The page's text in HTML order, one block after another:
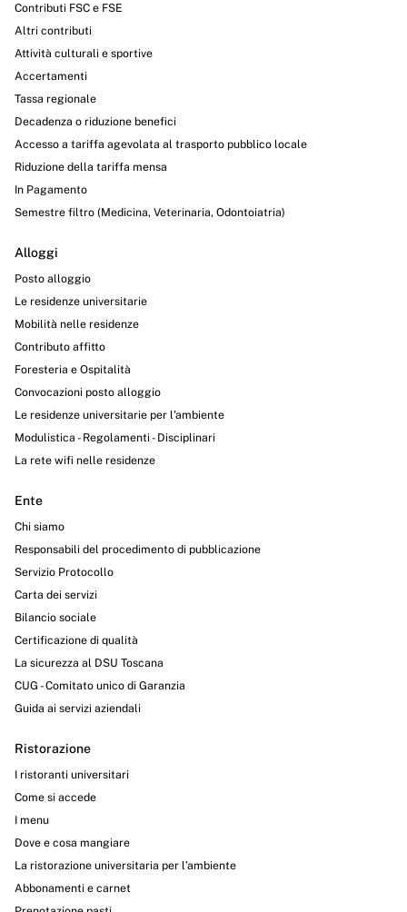
Contributi FSC e FSE
Altri contributi
Attività culturali e sportive
Accertamenti
Tassa regionale
Decadenza o riduzione benefici
Accesso a tariffa agevolata al trasporto pubblico locale
Riduzione della tariffa mensa
In Pagamento
Semestre filtro (Medicina, Veterinaria, Odontoiatria)
Alloggi
Posto alloggio
Le residenze universitarie
Mobilità nelle residenze
Contributo affitto
Foresteria e Ospitalità
Convocazioni posto alloggio
Le residenze universitarie per l’ambiente
Modulistica - Regolamenti - Disciplinari
La rete wifi nelle residenze
Ente
Chi siamo
Responsabili del procedimento di pubblicazione
Servizio Protocollo
Carta dei servizi
Bilancio sociale
Certificazione di qualità
La sicurezza al DSU Toscana
CUG - Comitato unico di Garanzia
Guida ai servizi aziendali
Ristorazione
I ristoranti universitari
Come si accede
I menu
Dove e cosa mangiare
La ristorazione universitaria per l’ambiente
Abbonamenti e carnet